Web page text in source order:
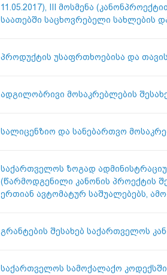
11.05.2017), III მოსმენა
საათებში საცხოვრებელი სახლების
პროდუქტის უსაფრთხოებისა და
ადგილობრივი მოსაკრებლების
სალიცენზიო და სანებართვო
საქართველოს ზოგად
(წარმოდგენილი კანონის პროექტის
ერთიან ავტომატურ საშუალებებს,
გრანტების შესახებ საქართველოს
საქართველოს სამოქალაქო